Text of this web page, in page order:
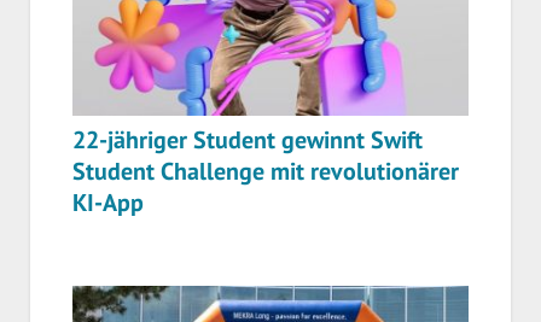
22-jähriger Student gewinnt Swift
Student Challenge mit revolutionärer
KI-App